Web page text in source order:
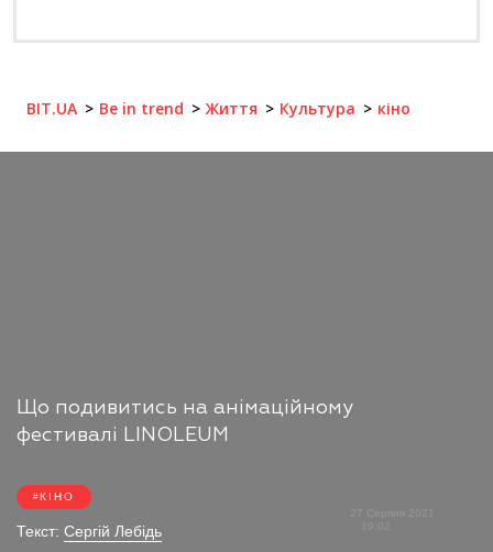
BIT.UA Be in trend Життя Культура кіно
Що подивитись на анімаційному
фестивалі LINOLEUM
КІНО
Текст: Сергій Лебідь
27 Серпня 2021
19:02